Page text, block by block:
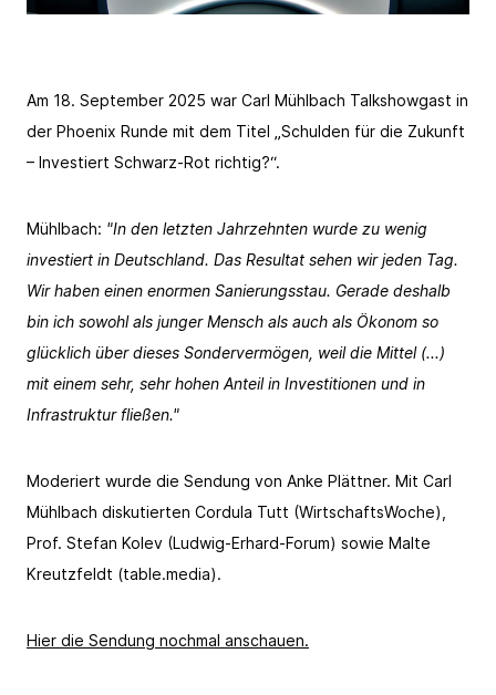
Am 18. September 2025 war Carl Mühlbach Talkshowgast in
der Phoenix Runde mit dem Titel „Schulden für die Zukunft
– Investiert Schwarz‑Rot richtig?“.
Mühlbach: "In den letzten Jahrzehnten wurde zu wenig
investiert in Deutschland. Das Resultat sehen wir jeden Tag.
Wir haben einen enormen Sanierungsstau. Gerade deshalb
bin ich sowohl als junger Mensch als auch als Ökonom so
glücklich über dieses Sondervermögen, weil die Mittel (...)
mit einem sehr, sehr hohen Anteil in Investitionen und in
Infrastruktur fließen."
Moderiert wurde die Sendung von Anke Plättner. Mit Carl
Mühlbach diskutierten Cordula Tutt (WirtschaftsWoche),
Prof. Stefan Kolev (Ludwig‑Erhard‑Forum) sowie Malte
Kreutzfeldt (table.media).
Hier die Sendung nochmal anschauen.